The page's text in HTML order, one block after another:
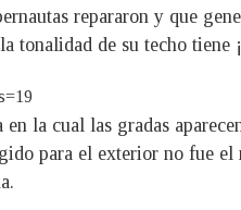
repararon y que
de su techo tiene
la cual las gradas
para el exterior no fue el